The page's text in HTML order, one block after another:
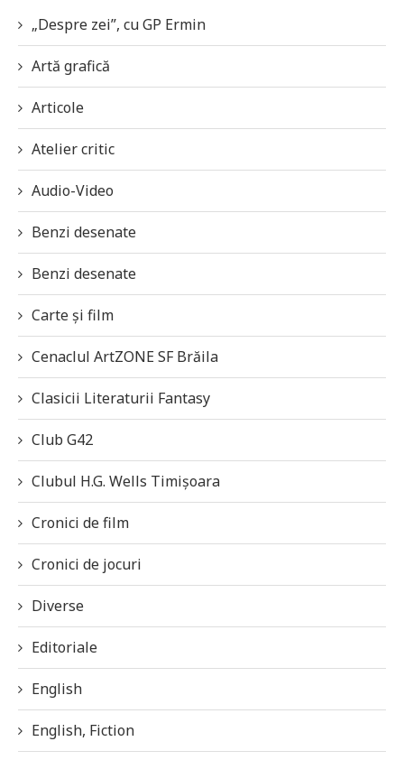
„Despre zei”, cu GP Ermin
Artă grafică
Articole
Atelier critic
Audio-Video
Benzi desenate
Benzi desenate
Carte și film
Cenaclul ArtZONE SF Brăila
Clasicii Literaturii Fantasy
Club G42
Clubul H.G. Wells Timișoara
Cronici de film
Cronici de jocuri
Diverse
Editoriale
English
English, Fiction